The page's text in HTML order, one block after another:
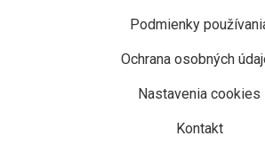
Podmienky
Ochrana osobných
Nastavenia cookies
Kontakt